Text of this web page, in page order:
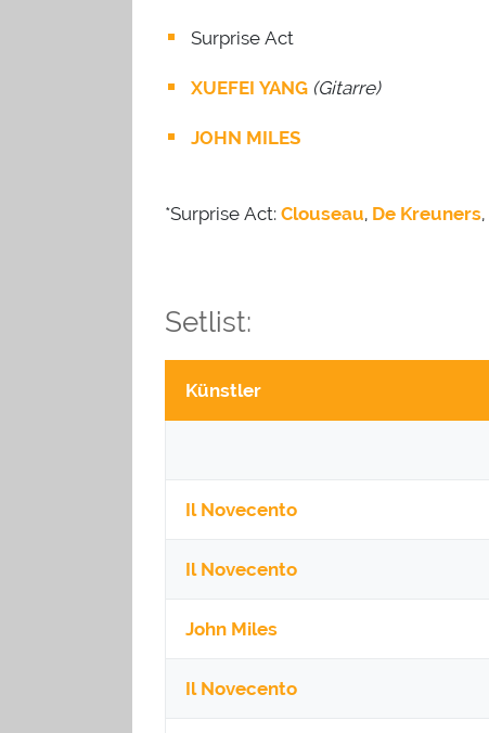
Surprise Act
XUEFEI YANG (Gitarre)
JOHN MILES
*Surprise Act: Clouseau, De Kreuners,
Setlist:
Künstler
Il Novecento
Il Novecento
John Miles
Il Novecento